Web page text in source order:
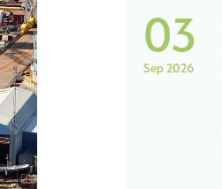
03
Sep 2026